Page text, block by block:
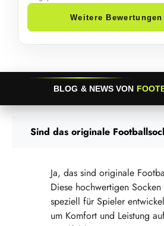
Weitere
BLOG & NEWS VON
Sind das originale
Ja, das sind originale
Diese hochwertigen Socken
speziell für Spieler
um Komfort und Leistung